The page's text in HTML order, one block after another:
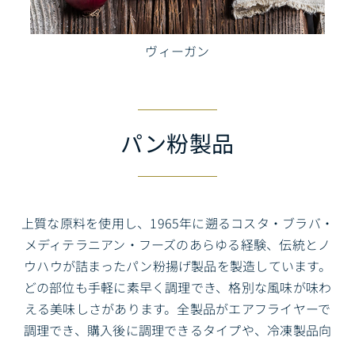
ヴィーガン
パン粉製品
上質な原料を使用し、1965年に遡るコスタ・ブラバ・
メディテラニアン・フーズのあらゆる経験、伝統とノ
ウハウが詰まったパン粉揚げ製品を製造しています。
どの部位も手軽に素早く調理でき、格別な風味が味わ
える美味しさがあります。全製品がエアフライヤーで
調理でき、購入後に調理できるタイプや、冷凍製品向